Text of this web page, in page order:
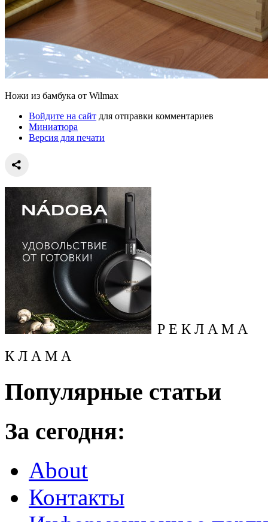
Ножи из бамбука от Wilmax
Войдите на сайт для отправки комментариев
Миниатюра
Версия для печати
Р Е К Л А М А
К Л А М А
Популярные статьи
За сегодня:
About
Контакты